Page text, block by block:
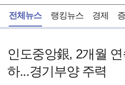
전체뉴스 랭킹뉴스 경제
인도중앙銀, 2개월
하...경기부양 주력